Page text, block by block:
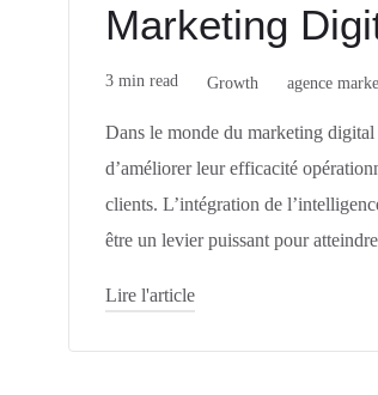
Marketing
3 min read Growth agence
Dans le monde du marketing
d’améliorer leur efficacité
clients. L’intégration de
être un levier puissant pour
Lire l'article